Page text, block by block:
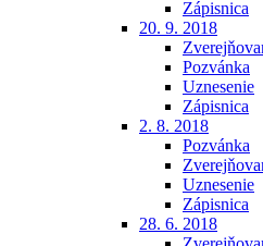
Zápisnica
20. 9. 2018
Pozvánka
Uznesenie
Zápisnica
2. 8. 2018
Pozvánka
Uznesenie
Zápisnica
28. 6. 2018